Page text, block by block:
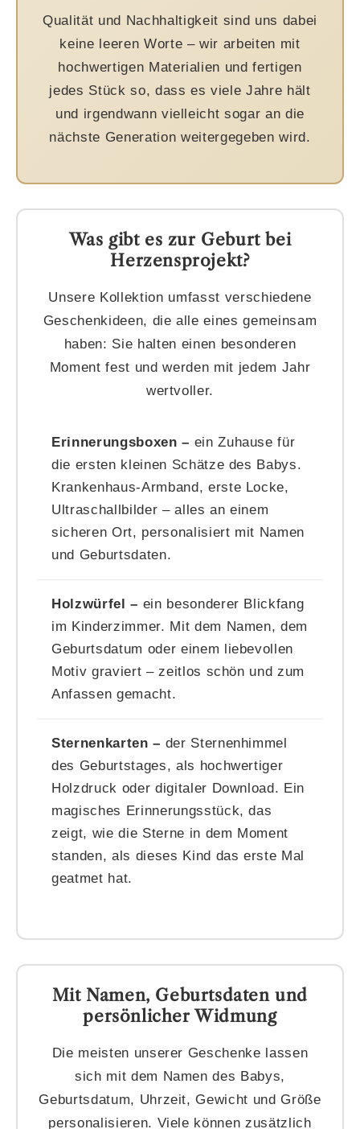
Qualität und Nachhaltigkeit sind uns dabei
keine leeren Worte – wir arbeiten mit
hochwertigen Materialien und fertigen
jedes Stück so, dass es viele Jahre hält
und irgendwann vielleicht sogar an die
nächste Generation weitergegeben wird.
Was gibt es zur Geburt bei
Herzensprojekt?
Unsere Kollektion umfasst verschiedene
Geschenkideen, die alle eines gemeinsam
haben: Sie halten einen besonderen
Moment fest und werden mit jedem Jahr
wertvoller.
Erinnerungsboxen – ein Zuhause für
die ersten kleinen Schätze des Babys.
Krankenhaus-Armband, erste Locke,
Ultraschallbilder – alles an einem
sicheren Ort, personalisiert mit Namen
und Geburtsdaten.
Holzwürfel – ein besonderer Blickfang
im Kinderzimmer. Mit dem Namen, dem
Geburtsdatum oder einem liebevollen
Motiv graviert – zeitlos schön und zum
Anfassen gemacht.
Sternenkarten – der Sternenhimmel
des Geburtstages, als hochwertiger
Holzdruck oder digitaler Download. Ein
magisches Erinnerungsstück, das
zeigt, wie die Sterne in dem Moment
standen, als dieses Kind das erste Mal
geatmet hat.
Mit Namen, Geburtsdaten und
persönlicher Widmung
Die meisten unserer Geschenke lassen
sich mit dem Namen des Babys,
Geburtsdatum, Uhrzeit, Gewicht und Größe
personalisieren. Viele können zusätzlich